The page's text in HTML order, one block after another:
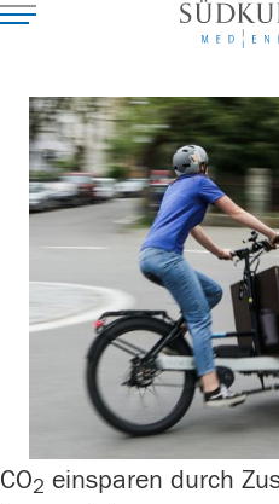
CO2 einsparen durch